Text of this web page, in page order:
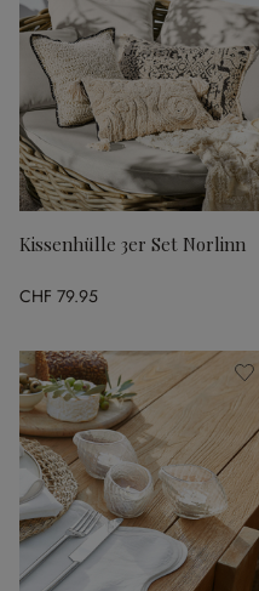
Kissenhülle 3er Set Norlinn
CHF 79.95